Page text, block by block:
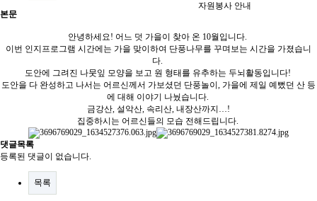
자원봉사 안내
본문
안녕하세요! 어느 덧 가을이 찾아 온 10월입니다.
이번 인지프로그램 시간에는 가을 맞이하여 단풍나무를 꾸며보는 시간을 가졌습니
다.
도안에 그려진 나뭇잎 모양을 보고 원 형태를 유추하는 두뇌활동입니다!
도안을 다 완성하고 나서는 어르신께서 가보셨던 단풍놀이, 가을에 제일 예뻤던 산 등
에 대해 이야기 나눴습니다.
금강산, 설악산, 속리산, 내장산까지…!
집중하시는 어르신들의 모습 전해드립니다.
댓글목록
등록된 댓글이 없습니다.
목록